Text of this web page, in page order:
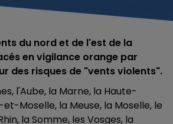
du nord et de l'est de la
en vigilance orange par
des risques de "vents violents".
l'Aube, la Marne, la Haute-
Moselle, la Meuse, la Moselle, le
la Somme, les Vosges, la